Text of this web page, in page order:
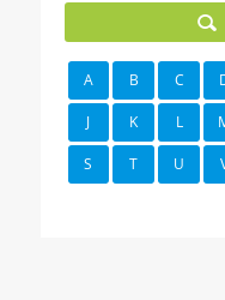
A B C
J K L
S T U